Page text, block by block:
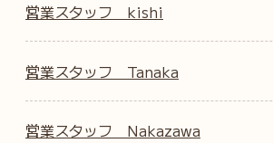
営業スタッフ kishi
営業スタッフ Tanaka
営業スタッフ Nakazawa